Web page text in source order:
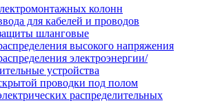
колонн
для кабелей и проводов
шланговые
высокого напряжения
электроэнергии/
устройства
проводки под полом
распределительных